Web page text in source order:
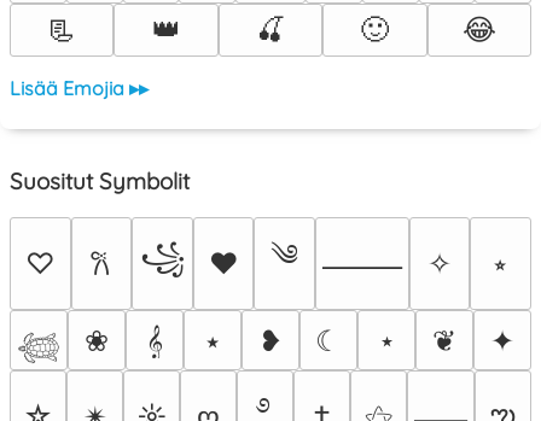
📃
👑 🍒 🙂 😂
Lisää Emojia ▸▸
Suositut Symbolit
♡ 𐙚 ꧁ ♥ ༄ ⸻ ✧ ⭒
𓆉 ❀ 𝄞 ⭑ ❥ ☾ ⋆ ❦ ✦
࿔ ఌ